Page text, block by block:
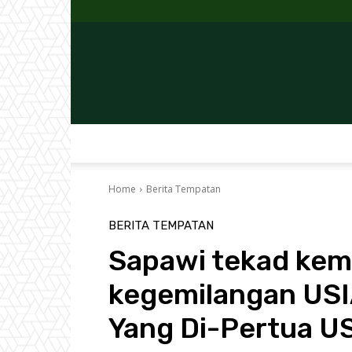
Home Berita Tempatan
BERITA TEMPATAN
Sapawi tekad
kegemilangan
Yang Di-Pertua